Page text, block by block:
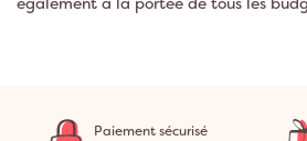
Paiement sécurisé